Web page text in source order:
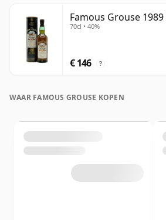
Famous Grouse
70cl • 40%
€ 146 ?
WAAR FAMOUS GROUSE KOPEN